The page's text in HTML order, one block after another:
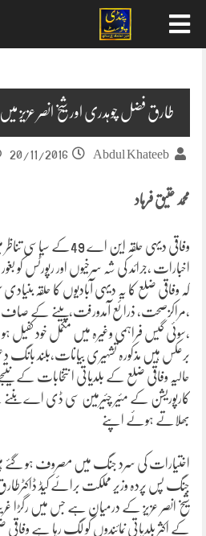
طارق فضل چوہدری اور شیخ انصر عزیز
Abdul Khateeb
20/11/2016
محمد عتیق فرہاد
وفاقی دیہی حلقہ این اے
اخبارات ،جرائد کی شہ سرخیوں اور رپورٹس کو
کہ وفاقی ضلع کا یہ دیہی آبادیوں کا حلقہ
،مراکزصحت، ذرائع آمدورفت،پینے کے صاف پانی
،سوئی گیس فراہمی وغیرہ میں مکمل خود
برعکس ہیں مذکورہ تشہیری بیانات،بلند
حالیہ وفاقی ضلع کے بلدیاتی ا نتخابات کے نتیجے
کارپوریشن کے مئیر چئیرمین سی ڈی اے
بھلاتے ہوئے اپنے
اختیارات کی سرد جنگ میں مصروف ہو گئے
جنگ پس پردہ وزیر مملکت برائے کیڈ
شیخ انصر عزیز کے درمیان ہے جس میں رگڑا
کے اکثر بلدیاتی نمائندوں کو لگ رہا ہے وفاقی